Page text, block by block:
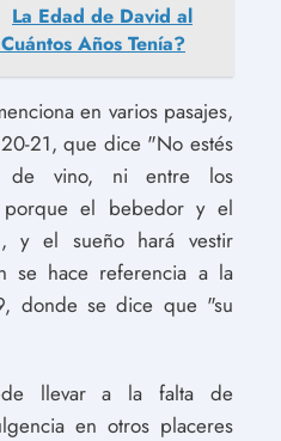
La Edad de David al
Años Tenía?
en varios pasajes,
21, que dice "No estés
de vino, ni entre los
el bebedor y el
y el sueño hará vestir
se hace referencia a la
donde se dice que "su
llevar a la falta de
en otros placeres